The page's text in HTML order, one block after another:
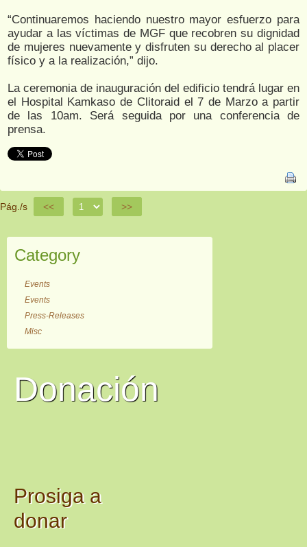
“Continuaremos haciendo nuestro mayor esfuerzo para
ayudar a las víctimas de MGF que recobren su dignidad
de mujeres nuevamente y disfruten su derecho al placer
físico y a la realización,” dijo.
La ceremonia de inauguración del edificio tendrá lugar en
el Hospital Kamkaso de Clitoraid el 7 de Marzo a partir
de las 10am. Será seguida por una conferencia de
prensa.
Pág./s << >>
Category
Events
Events
Press-Releases
Misc
Donación
Prosiga a
donar